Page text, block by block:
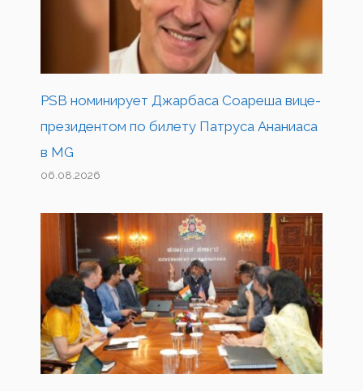
PSB номинирует Джарбаса Соареша вице-
президентом по билету Патруса Ананиаса
в MG
06.08.2026